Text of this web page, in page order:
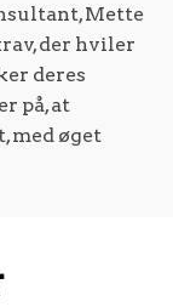
Mette
der hviler
deres
på, at
med øget